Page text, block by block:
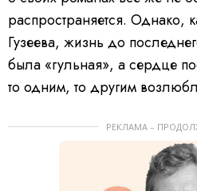
распространяется. Однако,
Гузеева, жизнь до
была «гульная», а сердце
то одним, то другим
РЕКЛАМА –